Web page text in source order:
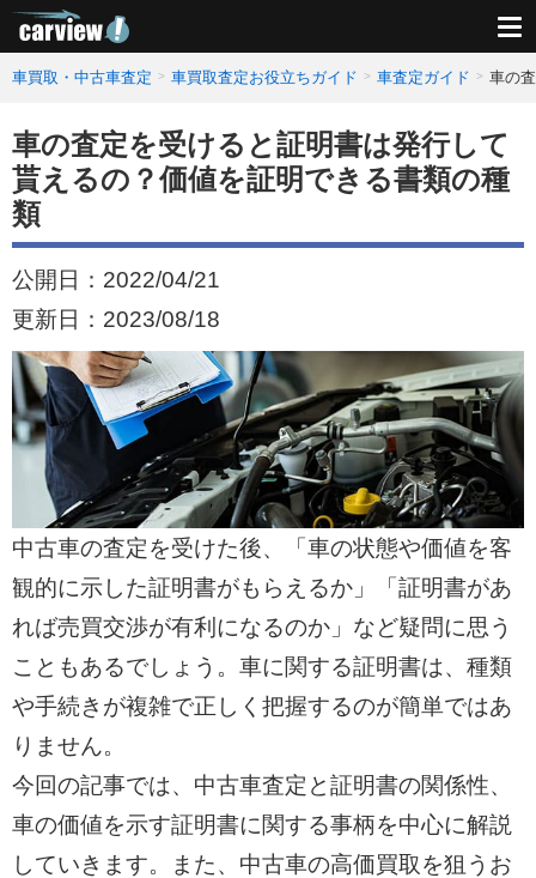
車買取・中古車査定 車買取査定お役立ちガイド 車査定ガイド 車の
車の査定を受けると証明書は発行して
貰えるの？価値を証明できる書類の種
類
公開日： 2022/04/21
更新日： 2023/08/18
中古車の査定を受けた後、「車の状態や価値を客
観的に示した証明書がもらえるか」「証明書があ
れば売買交渉が有利になるのか」など疑問に思う
こともあるでしょう。車に関する証明書は、種類
や手続きが複雑で正しく把握するのが簡単ではあ
りません。
今回の記事では、中古車査定と証明書の関係性、
車の価値を示す証明書に関する事柄を中心に解説
していきます。また、中古車の高価買取を狙うお